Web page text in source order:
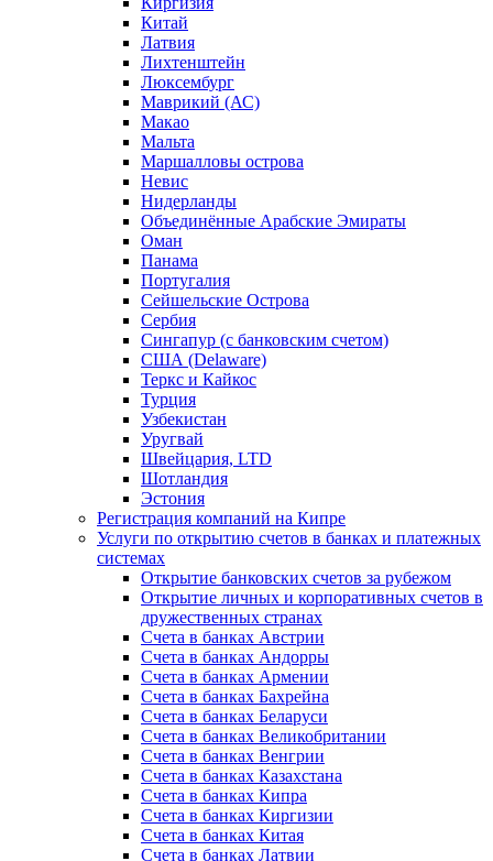
Китай
Латвия
Лихтенштейн
Люксембург
Маврикий (АС)
Макао
Мальта
Маршалловы острова
Нeвис
Нидерланды
Объединённые Арабские Эмираты
Оман
Панама
Португалия
Сейшельские Острова
Сербия
Сингапур (c банковским счетом)
США (Delaware)
Теркс и Кайкос
Турция
Узбекистан
Уругвай
Швейцария, LTD
Шотландия
Эстония
Регистрация компаний на Кипре
Услуги по открытию счетов в банках и платежных
системах
Открытие банковских счетов за рубежом
Открытие личных и корпоративных счетов в
дружественных странах
Счета в банках Австрии
Счета в банках Андорры
Счета в банках Армении
Счета в банках Бахрейна
Счета в банках Беларуси
Счета в банках Великобритании
Счета в банках Венгрии
Счета в банках Казахстана
Счета в банках Кипра
Счета в банках Киргизии
Счета в банках Китая
Счета в банках Латвии